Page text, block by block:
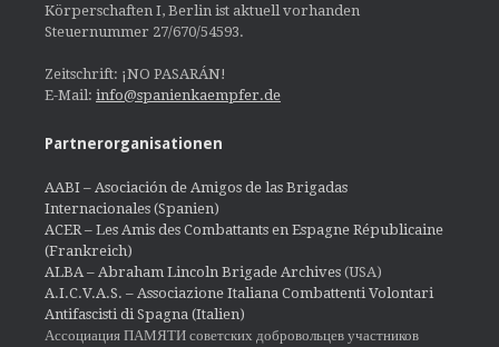
Körperschaften I, Berlin ist aktuell vorhanden
Steuernummer 27/670/54593.
Zeitschrift: ¡NO PASARÁN!
E-Mail: info@spanienkaempfer.de
Partnerorganisationen
AABI – Asociación de Amigos de las Brigadas
Internacionales (Spanien)
ACER – Les Amis des Combattants en Espagne Républicaine
(Frankreich)
ALBA – Abraham Lincoln Brigade Archives (USA)
A.I.C.V.A.S. – Associazione Italiana Combattenti Volontari
Antifascisti di Spagna (Italien)
Ассоциация ПАМЯТИ советских добровольцев участников